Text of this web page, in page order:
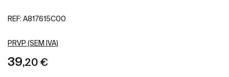
REF: A817615C00
PRVP (SEM IVA)
39,20 €